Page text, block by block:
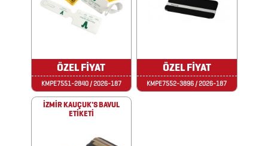
BARDAK
FİNCAN
ÖZEL FİYAT
KMPE7551-2840 / 2026-187
ÖZEL FİYAT
KMPE7552-3896 / 2026-187
İZMİR KAUÇUK'S BAVUL
ETİKETİ